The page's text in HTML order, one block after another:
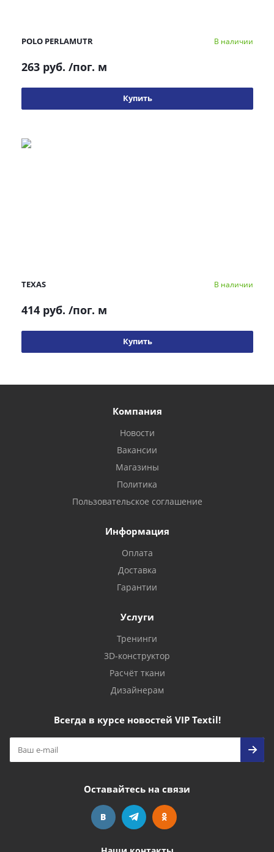
POLO PERLAMUTR В наличии
263 руб. /пог. м
Купить
TEXAS В наличии
414 руб. /пог. м
Купить
Компания
Новости
Вакансии
Магазины
Политика
Пользовательское соглашение
Информация
Оплата
Доставка
Гарантии
Услуги
Тренинги
3D-конструктор
Расчёт ткани
Дизайнерам
Всегда в курсе новостей VIP Textil!
Оставайтесь на связи